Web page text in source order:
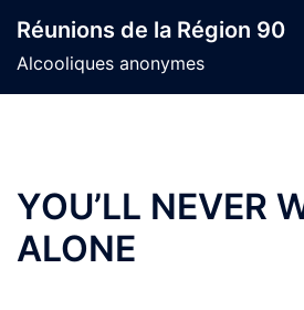
content
Réunions de la Région 90
Alcooliques anonymes
YOU’LL NEVER
ALONE